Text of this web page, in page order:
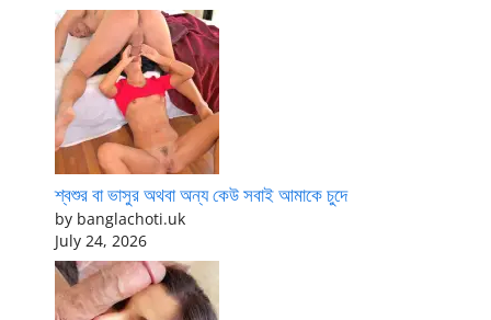
শ্বশুর বা ভাসুর অথবা অন্য কেউ সবাই আমাকে চুদে
by banglachoti.uk
July 24, 2026